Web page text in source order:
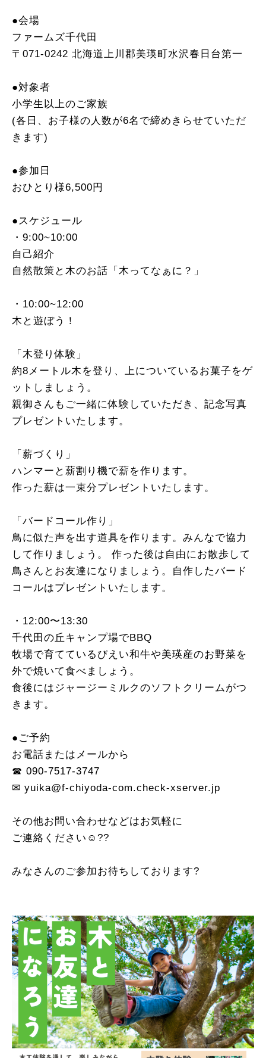
●会場
ファームズ千代田
〒071-0242 北海道上川郡美瑛町水沢春日台第一
●対象者
小学生以上のご家族
(各日、お子様の人数が6名で締めきらせていただ
きます)
●参加日
おひとり様6,500円
●スケジュール
・9:00~10:00
自己紹介
自然散策と木のお話「木ってなぁに？」
・10:00~12:00
木と遊ぼう！
「木登り体験」
約8メートル木を登り、上についているお菓子をゲ
ットしましょう。
親御さんもご一緒に体験していただき、記念写真
プレゼントいたします。
「薪づくり」
ハンマーと薪割り機で薪を作ります。
作った薪は一束分プレゼントいたします。
「バードコール作り」
鳥に似た声を出す道具を作ります。みんなで協力
して作りましょう。 作った後は自由にお散歩して
鳥さんとお友達になりましょう。自作したバード
コールはプレゼントいたします。
・12:00〜13:30
千代田の丘キャンプ場でBBQ
牧場で育てているびえい和牛や美瑛産のお野菜を
外で焼いて食べましょう。
食後にはジャージーミルクのソフトクリームがつ
きます。
●ご予約
お電話またはメールから
☎︎ 090-7517-3747
✉︎ yuika@f-chiyoda-com.check-xserver.jp
その他お問い合わせなどはお気軽に
ご連絡ください☺️??
みなさんのご参加お待ちしております?